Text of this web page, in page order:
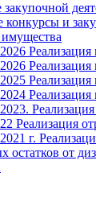
конкурсы и
Реализация
Реализация
Реализация
Реализация
Реализация
г.
остатков от